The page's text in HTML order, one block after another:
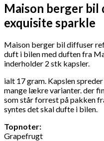
Maison berger
exquisite sparkle
Maison berger bil diffuser
duft i bilen med duften fra
inderholder 2 stk kapsler.
ialt 17 gram. Kapslen
mange lækre varianter. der
som står forrest på pakken
syntes det skal dufte i bilen.
Topnoter:
Grapefrugt